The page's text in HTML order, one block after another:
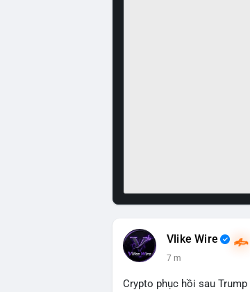
Vlike Wire
7 m
Crypto phục hồi sau Trump